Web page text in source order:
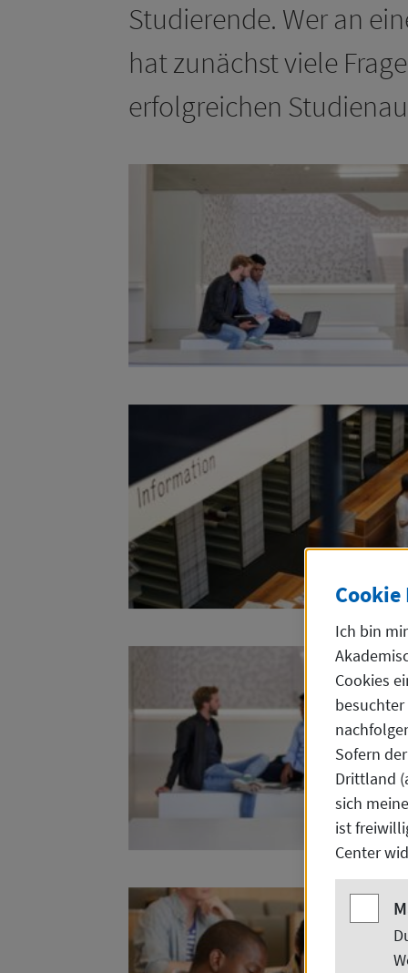
Studierende. Wer an
hat zunächst viele
erfolgreichen
Cookie
Ich bin
Cookies
besuchter
Sofern
Drittland
sich
ist
Center
Matomo